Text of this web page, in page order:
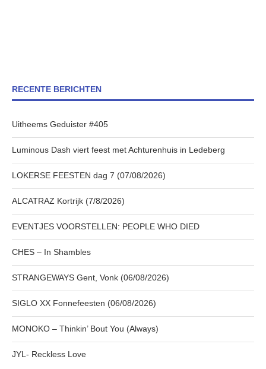
RECENTE BERICHTEN
Uitheems Geduister #405
Luminous Dash viert feest met Achturenhuis in Ledeberg
LOKERSE FEESTEN dag 7 (07/08/2026)
ALCATRAZ Kortrijk (7/8/2026)
EVENTJES VOORSTELLEN: PEOPLE WHO DIED
CHES – In Shambles
STRANGEWAYS Gent, Vonk (06/08/2026)
SIGLO XX Fonnefeesten (06/08/2026)
MONOKO – Thinkin’ Bout You (Always)
JYL- Reckless Love